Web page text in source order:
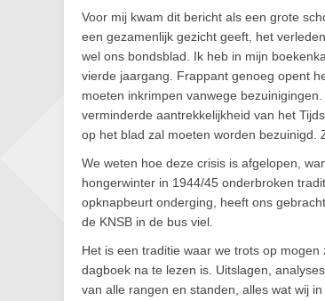
Voor mij kwam dit bericht als een grote
een gezamenlijk gezicht geeft, het
wel ons bondsblad. Ik heb in mijn
vierde jaargang. Frappant genoeg opent
moeten inkrimpen vanwege
verminderde aantrekkelijkheid van het
op het blad zal moeten worden bezuinigd.
We weten hoe deze crisis is afgelopen,
hongerwinter in 1944/45 onderbroken
opknapbeurt onderging, heeft ons
de KNSB in de bus viel.
Het is een traditie waar we trots op
dagboek na te lezen is. Uitslagen,
van alle rangen en standen, alles wat wij